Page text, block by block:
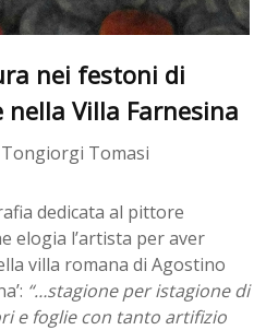
nei festoni di
Villa Farnesina
Tomasi
dedicata al pittore
elogia l’artista per aver
villa romana di Agostino
“…stagione per istagione di
e foglie con tanto artifizio